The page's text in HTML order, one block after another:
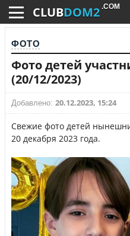
CLUBDOM2 .COM
ФОТО
Фото детей
(20/12/2023)
Добавлено: 20.12.2023, 15:24
Свежие фото детей
20 декабря 2023 года.